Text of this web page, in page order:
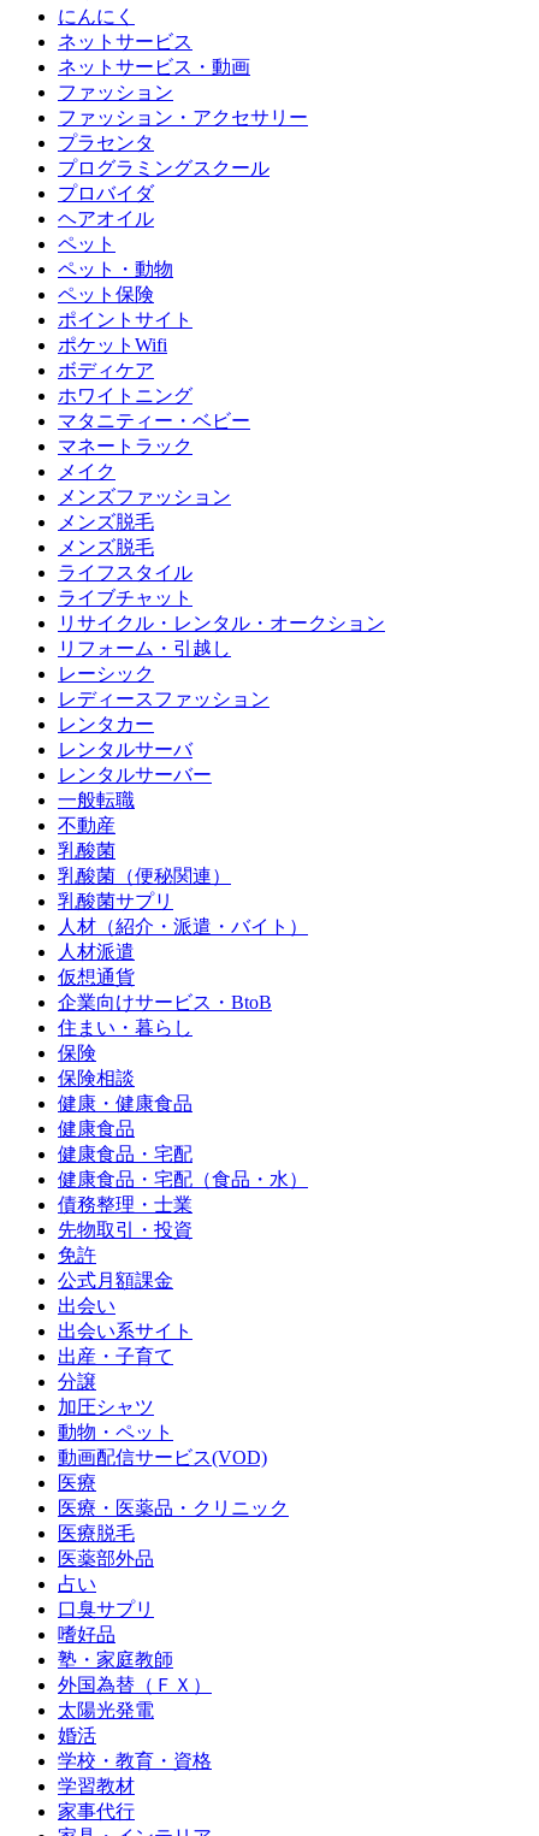
にんにく
ネットサービス
ネットサービス・動画
ファッション
ファッション・アクセサリー
プラセンタ
プログラミングスクール
プロバイダ
ヘアオイル
ペット
ペット・動物
ペット保険
ポイントサイト
ポケットWifi
ボディケア
ホワイトニング
マタニティー・ベビー
マネートラック
メイク
メンズファッション
メンズ脱毛
メンズ脱毛
ライフスタイル
ライブチャット
リサイクル・レンタル・オークション
リフォーム・引越し
レーシック
レディースファッション
レンタカー
レンタルサーバ
レンタルサーバー
一般転職
不動産
乳酸菌
乳酸菌（便秘関連）
乳酸菌サプリ
人材（紹介・派遣・バイト）
人材派遣
仮想通貨
企業向けサービス・BtoB
住まい・暮らし
保険
保険相談
健康・健康食品
健康食品
健康食品・宅配
健康食品・宅配（食品・水）
債務整理・士業
先物取引・投資
免許
公式月額課金
出会い
出会い系サイト
出産・子育て
分譲
加圧シャツ
動物・ペット
動画配信サービス(VOD)
医療
医療・医薬品・クリニック
医療脱毛
医薬部外品
占い
口臭サプリ
嗜好品
塾・家庭教師
外国為替（ＦＸ）
太陽光発電
婚活
学校・教育・資格
学習教材
家事代行